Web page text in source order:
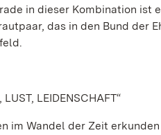
in dieser Kombination ist
das in den Bund der
LUST, LEIDENSCHAFT“
im Wandel der Zeit